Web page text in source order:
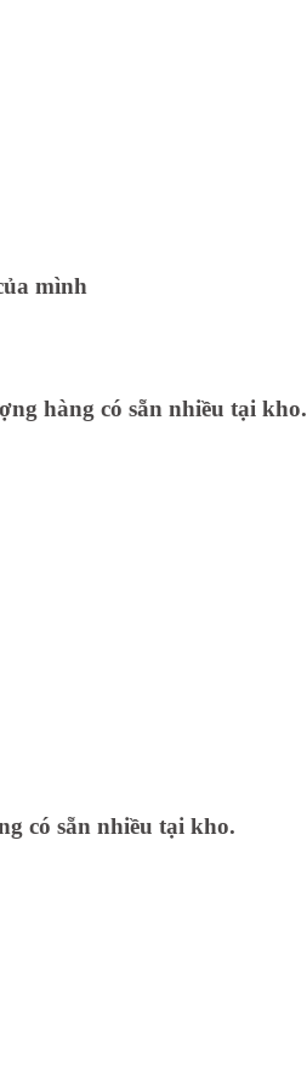
mình
hàng có sẵn nhiều tại kho.
có sẵn nhiều tại kho.